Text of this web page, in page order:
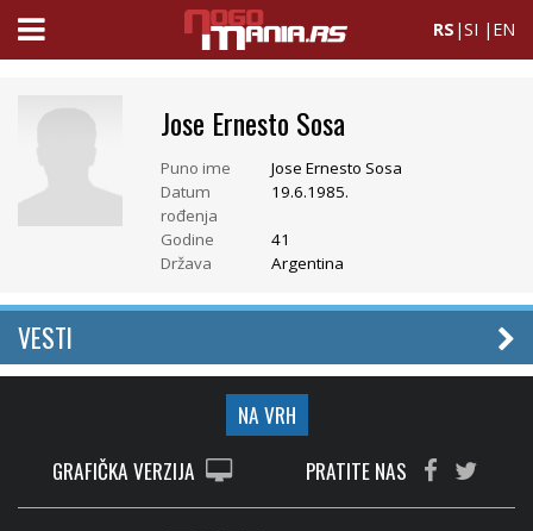
RS |SI | EN
Jose Ernesto Sosa
Puno ime
Jose Ernesto Sosa
Datum
rođenja
19.6.1985.
Godine
41
Država
Argentina
VESTI
NA VRH
GRAFIČKA VERZIJA
PRATITE NAS